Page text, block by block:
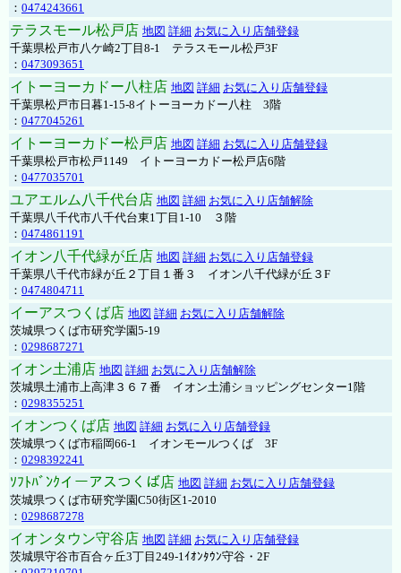
： 0474243661
テラスモール松戸店 地図 詳細 お気に入り店舗登録
千葉県松戸市八ケ崎2丁目8-1 テラスモール松戸3F
： 0473093651
イトーヨーカドー八柱店 地図 詳細 お気に入り店舗登録
千葉県松戸市日暮1-15-8イトーヨーカドー八柱 3階
： 0477045261
イトーヨーカドー松戸店 地図 詳細 お気に入り店舗登録
千葉県松戸市松戸1149 イトーヨーカドー松戸店6階
： 0477035701
ユアエルム八千代台店 地図 詳細 お気に入り店舗解除
千葉県八千代市八千代台東1丁目1-10 ３階
： 0474861191
イオン八千代緑が丘店 地図 詳細 お気に入り店舗登録
千葉県八千代市緑が丘２丁目１番３ イオン八千代緑が丘３F
： 0474804711
イーアスつくば店 地図 詳細 お気に入り店舗解除
茨城県つくば市研究学園5-19
： 0298687271
イオン土浦店 地図 詳細 お気に入り店舗解除
茨城県土浦市上高津３６７番 イオン土浦ショッピングセンター1階
： 0298355251
イオンつくば店 地図 詳細 お気に入り店舗登録
茨城県つくば市稲岡66-1 イオンモールつくば 3F
： 0298392241
ｿﾌﾄﾊﾞﾝｸイーアスつくば店 地図 詳細 お気に入り店舗登録
茨城県つくば市研究学園C50街区1-2010
： 0298687278
イオンタウン守谷店 地図 詳細 お気に入り店舗登録
茨城県守谷市百合ヶ丘3丁目249-1ｲｵﾝﾀｳﾝ守谷・2F